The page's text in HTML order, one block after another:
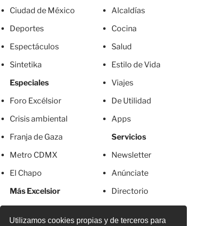
Utilizamos cookies propias y de terceros para
Ciudad de México
Deportes
Espectáculos
Sintetika
Especiales
Foro Excélsior
Crisis ambiental
Franja de Gaza
Metro CDMX
El Chapo
Más Excelsior
Alcaldías
Cocina
Salud
Estilo de Vida
Viajes
De Utilidad
Apps
Servicios
Newsletter
Anúnciate
Directorio